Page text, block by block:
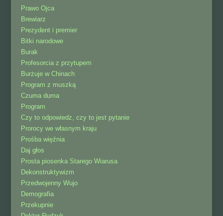
Prawo Ojca
Brewiarz
Prezydent i premier
Bitki narodowe
Burak
Profesorcia z przytupem
Burżuje w Chinach
Program z muszką
Czuma duma
Program
Czy to odpowiedz, czy to jest pytanie
Prorocy we własnym kraju
Prośba więźnia
Daj głos
Prosta piosenka Starego Wiarusa
Dekonstruktywizm
Przedwojenny Wujo
Demografia
Przekupnie